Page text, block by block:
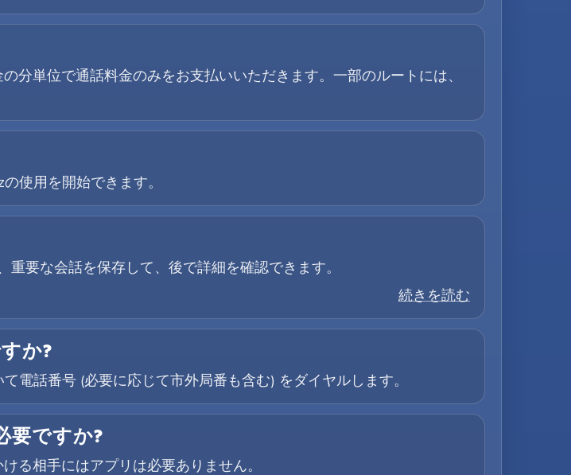
分単位で通話料金のみをお支払いいただきます。一部のルートには、
使用を開始できます。
要な会話を保存して、後で詳細を確認できます。
続きを読む
か?
話番号 (必要に応じて市外局番も含む) をダイヤルします。
要ですか?
る相手にはアプリは必要ありません。